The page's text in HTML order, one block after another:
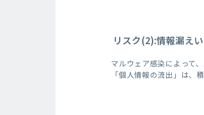
リスク(2):情報漏え
マルウェア感染によって
「個人情報の流出」は、